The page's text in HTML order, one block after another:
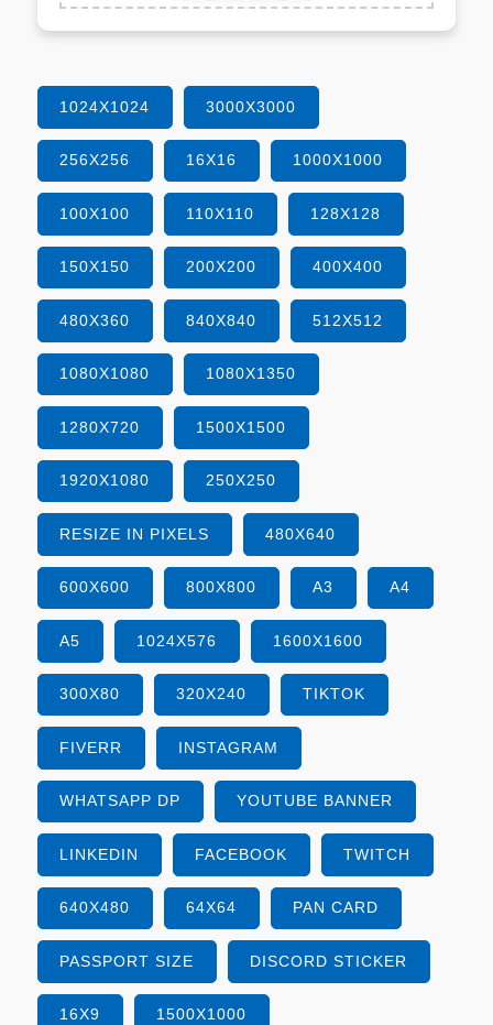
1024X1024 3000X3000
256X256 16X16 1000X1000
100X100 110X110 128X128
150X150 200X200 400X400
480X360 840X840 512X512
1080X1080 1080X1350
1280X720 1500X1500
1920X1080 250X250
RESIZE IN PIXELS 480X640
600X600 800X800 A3 A4
A5 1024X576 1600X1600
300X80 320X240 TIKTOK
FIVERR INSTAGRAM
WHATSAPP DP YOUTUBE BANNER
LINKEDIN FACEBOOK TWITCH
640X480 64X64 PAN CARD
PASSPORT SIZE DISCORD STICKER
16X9 1500X1000